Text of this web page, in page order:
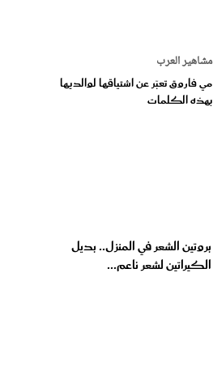
مشاهير العرب
مي فاروق تعبّر عن اشتياقها لوالديها
بهذه الكلمات
بروتين الشعر في المنزل.. بديل
الكيراتين لشعر ناعم...